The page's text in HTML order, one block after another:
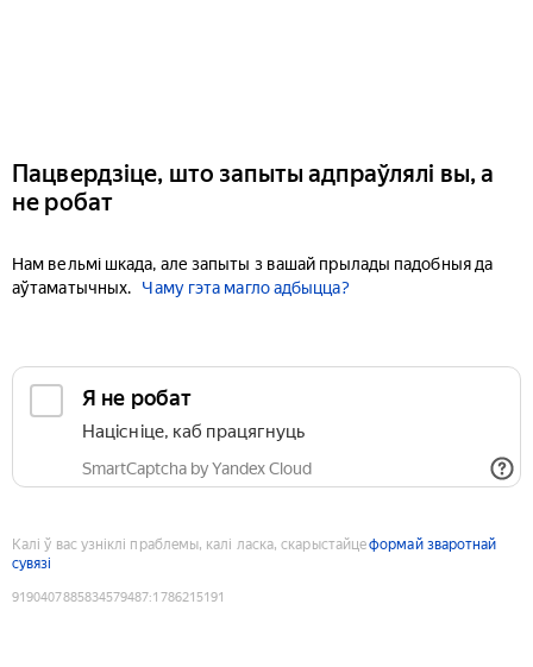
Пацвердзіце, што запыты адпраўлялі вы, а
не робат
Нам вельмі шкада, але запыты з вашай прылады падобныя да
аўтаматычных.
Чаму гэта магло адбыцца?
Я не робат
Націсніце, каб працягнуць
SmartCaptcha by Yandex Cloud
Калі ў вас узніклі праблемы, калі ласка, скарыстайцеформай зваротнай
сувязі
9190407885834579487:1786215191